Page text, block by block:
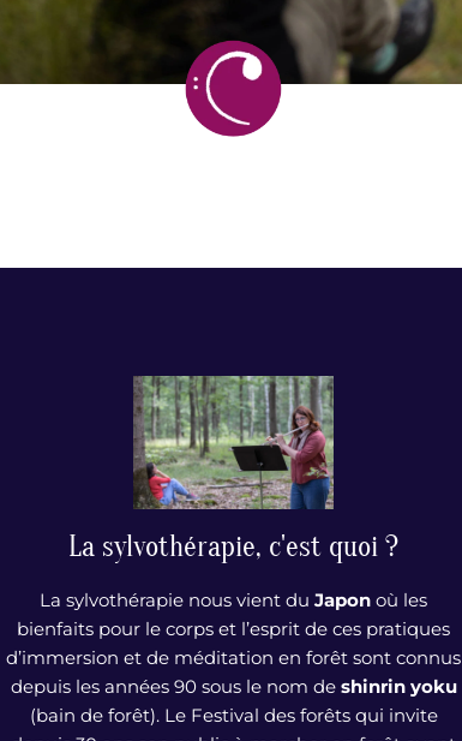
La sylvothérapie, c'est quoi ?
La sylvothérapie nous vient duJapon où les
bienfaits pour le corps et l’esprit de ces pratiques
d’immersion et de méditation en forêt sont connus
depuis les années 90 sous le nom de shinrin yoku
(bain de forêt). Le Festival des forêts qui invite